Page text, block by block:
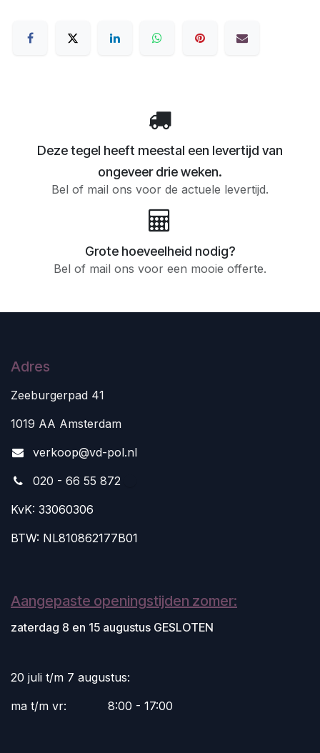
Deze tegel heeft meestal een levertijd van
ongeveer drie weken.
Bel of mail ons voor de actuele levertijd.
Grote hoeveelheid nodig?
Bel of mail ons voor een mooie offerte.
Adres
Zeeburgerpad 41
1019 AA Amsterdam
verkoop@vd-pol.nl
020 - 66 55 872
KvK: 33060306
BTW: NL810862177B01
Aangepaste openingstijden zomer:
zaterdag 8 en 15 augustus GESLOTEN
20 juli t/m 7 augustus:
ma t/m vr:
​8:00 - 17:00